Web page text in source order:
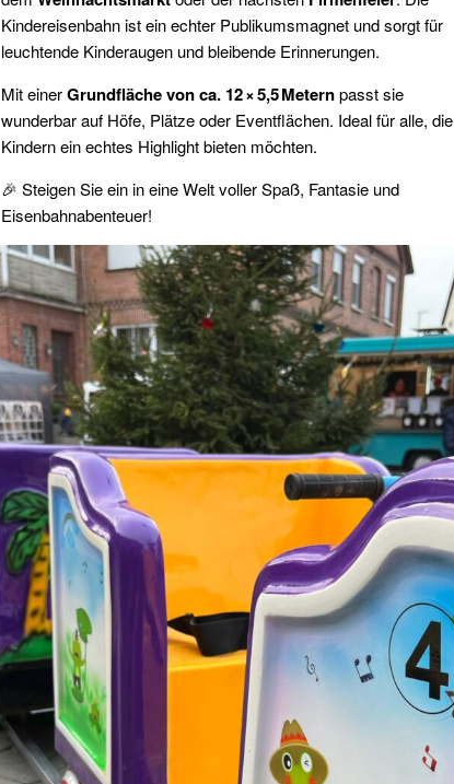
Kindereisenbahn ist ein echter Publikumsmagnet und sorgt für
leuchtende Kinderaugen und bleibende Erinnerungen.
Mit einerGrundfläche von ca. 12 × 5,5 Meternpasst sie
wunderbar auf Höfe, Plätze oder Eventflächen. Ideal für alle, die
Kindern ein echtes Highlight bieten möchten.
🎉 Steigen Sie ein in eine Welt voller Spaß, Fantasie und
Eisenbahnabenteuer!